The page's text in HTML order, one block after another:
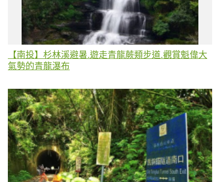
【南投】杉林溪避暑.遊走青龍蕨類步道.觀賞魁偉大
氣勢的青龍瀑布